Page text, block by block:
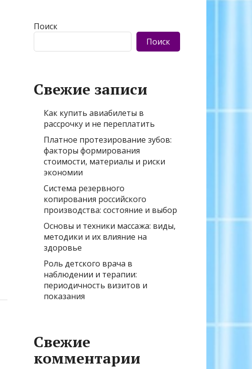
Поиск
Поиск
Свежие записи
Как купить авиабилеты в
рассрочку и не переплатить
Платное протезирование зубов:
факторы формирования
стоимости, материалы и риски
экономии
Система резервного
копирования российского
производства: состояние и выбор
Основы и техники массажа: виды,
методики и их влияние на
здоровье
Роль детского врача в
наблюдении и терапии:
периодичность визитов и
показания
Свежие
комментарии